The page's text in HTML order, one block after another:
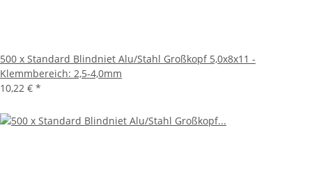
500 x Standard Blindniet Alu/Stahl Großkopf 5,0x8x11 -
Klemmbereich: 2,5-4,0mm
10,22 € *